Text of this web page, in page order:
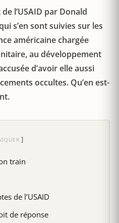
l’USAID par Donald
s’en sont suivies sur les
américaine chargée
au développement
d’avoir elle aussi
occultes. Qu’en est-
train
de l’USAID
de réponse